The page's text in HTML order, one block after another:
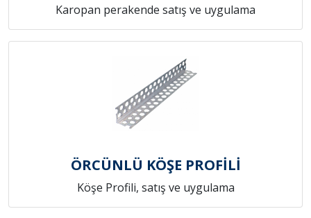
Karopan perakende satış ve uygulama
ÖRCÜNLÜ KÖŞE PROFİLİ
Köşe Profili, satış ve uygulama